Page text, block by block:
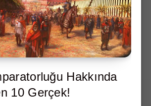
Hakkında
10 Gerçek!